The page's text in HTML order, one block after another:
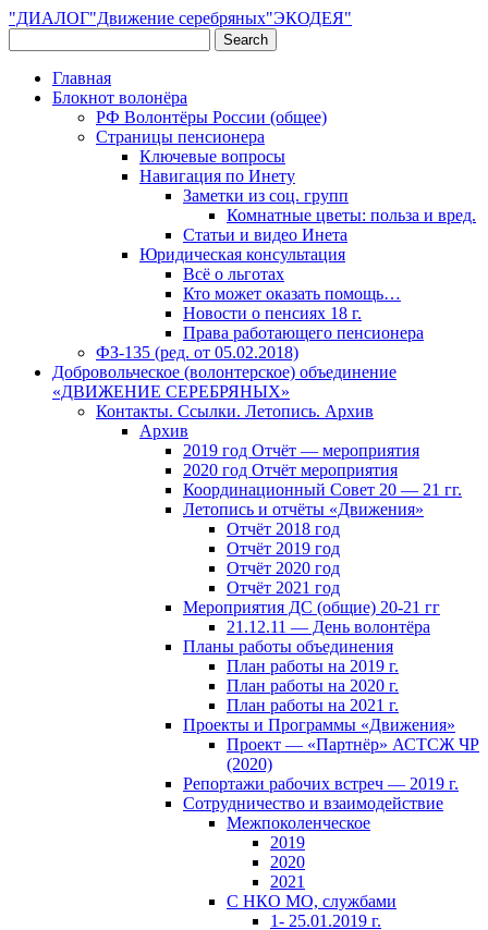
"ДИАЛОГ"Движение серебряных"ЭКОДЕЯ"
Главная
Блокнот волонёра
РФ Волонтёры России (общее)
Страницы пенсионера
Ключевые вопросы
Навигация по Инету
Заметки из соц. групп
Комнатные цветы: польза и вред.
Статьи и видео Инета
Юридическая консультация
Всё о льготах
Кто может оказать помощь…
Новости о пенсиях 18 г.
Права работающего пенсионера
ФЗ-135 (ред. от 05.02.2018)
Добровольческое (волонтерское) объединение
«ДВИЖЕНИЕ СЕРЕБРЯНЫХ»
Контакты. Ссылки. Летопись. Архив
Архив
2019 год Отчёт — мероприятия
2020 год Отчёт мероприятия
Координационный Совет 20 — 21 гг.
Летопись и отчёты «Движения»
Отчёт 2018 год
Отчёт 2019 год
Отчёт 2020 год
Отчёт 2021 год
Мероприятия ДС (общие) 20-21 гг
21.12.11 — День волонтёра
Планы работы объединения
План работы на 2019 г.
План работы на 2020 г.
План работы на 2021 г.
Проекты и Программы «Движения»
Проект — «Партнёр» АСТСЖ ЧР
(2020)
Репортажи рабочих встреч — 2019 г.
Сотрудничество и взаимодействие
Межпоколенческое
2019
2020
2021
С НКО МО, службами
1- 25.01.2019 г.